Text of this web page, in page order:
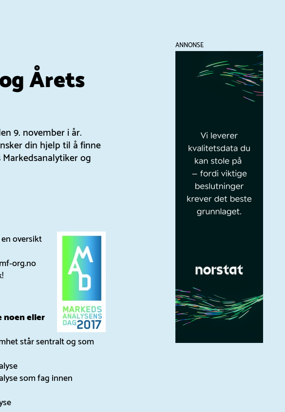
ANNONSE
Årets
9. november i år.
din hjelp til å finne
og
oversikt
org.no
noen eller
står sentralt og som
som fag innen